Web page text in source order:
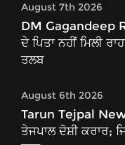
August 7th 2026
DM Gagandeep
ਦੇ ਪਿਤਾ ਨਹੀਂ ਮਿਲੀ
ਤਲਬ
August 6th 2026
Tarun Tejpal
ਤੇਜਪਾਲ ਦੋਸ਼ੀ ਕਰਾਰ;